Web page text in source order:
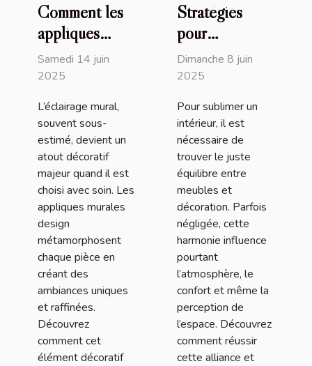
Comment les
appliques
murales design
transforment
votre intérieur
Samedi 14 juin
2025
L’éclairage mural,
souvent sous-
estimé, devient un
atout décoratif
majeur quand il est
choisi avec soin. Les
appliques murales
design
métamorphosent
chaque pièce en
créant des
ambiances uniques
et raffinées.
Découvrez
comment cet
élément décoratif
Stratégies
pour
harmoniser
vos meubles
décoration
intérieure
Dimanche 8 juin
2025
Pour sublimer un
intérieur, il est
nécessaire de
trouver le juste
équilibre entre
meubles et
décoration. Parfois
négligée, cette
harmonie influence
pourtant
l’atmosphère, le
confort et même la
perception de
l’espace. Découvrez
comment réussir
cette alliance et